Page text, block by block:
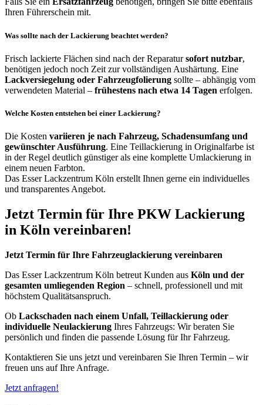
Ihren Führerschein mit.
Was sollte nach der Lackierung beachtet werden?
Frisch lackierte Flächen sind nach der Reparatursofort nutzbar,
benötigen jedoch noch Zeit zur vollständigen Aushärtung. Eine
Lackversiegelung oder Fahrzeugfolierung sollte – abhängig vom
verwendeten Material – frühestens nach etwa 14 Tagen erfolgen.
Welche Kosten entstehen bei einer Lackierung?
Die Kosten variieren je nach Fahrzeug, Schadensumfang und
gewünschter Ausführung. Eine Teillackierung in Originalfarbe ist
in der Regel deutlich günstiger als eine komplette Umlackierung in
einem neuen Farbton.
Das Esser Lackzentrum Köln erstellt Ihnen gerne ein individuelles
und transparentes Angebot.
Jetzt Termin für Ihre PKW Lackierung
in Köln vereinbaren!
Jetzt Termin für Ihre Fahrzeuglackierung vereinbaren
Das Esser Lackzentrum Köln betreut Kunden aus Köln und der
gesamten umliegenden Region – schnell, professionell und mit
höchstem Qualitätsanspruch.
Ob Lackschaden nach einem Unfall, Teillackierung oder
individuelle Neulackierung Ihres Fahrzeugs: Wir beraten Sie
persönlich und finden die passende Lösung für Ihr Fahrzeug.
Kontaktieren Sie uns jetzt und vereinbaren Sie Ihren Termin – wir
freuen uns auf Ihre Anfrage.
Jetzt anfragen!